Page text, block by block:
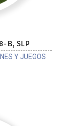
B, SLP
Y JUEGOS